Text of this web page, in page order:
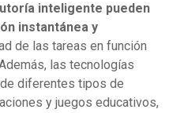
inteligente pueden
instantánea y
de las tareas en función
las tecnologías
diferentes tipos de
y juegos educativos,